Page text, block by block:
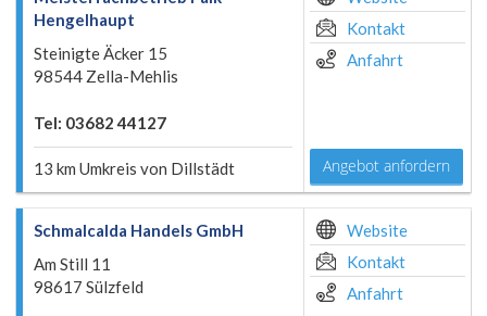
Hengelhaupt
Steinigte Äcker 15
98544 Zella-Mehlis
Tel: 03682 44127
13 km Umkreis von Dillstädt
Kontakt
Anfahrt
Angebot anfordern
Schmalcalda Handels GmbH
Am Still 11
98617 Sülzfeld
Website
Kontakt
Anfahrt